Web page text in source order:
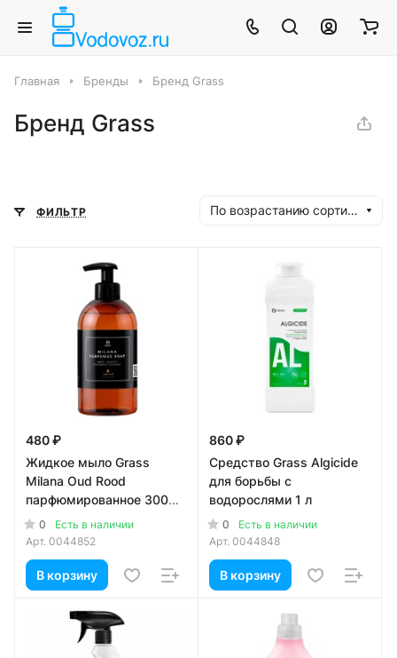
Главная Бренды Бренд Grass
Бренд Grass
ФИЛЬТР По возрастанию сортировки
480 ₽
Жидкое мыло Grass
Milana Oud Rood
парфюмированное 300
мл0
Есть в наличии
Арт. 0044852
В корзину
860 ₽
Средство Grass Algicide
для борьбы с
водорослями 1 л
0
Есть в наличии
Арт. 0044848
В корзину